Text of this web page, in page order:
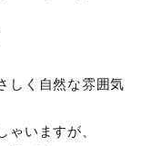
しく自然な雰囲気
ゃいますが、